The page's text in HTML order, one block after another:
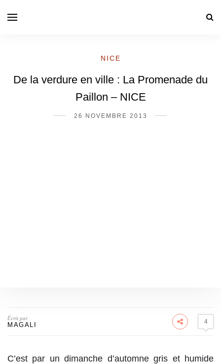
NICE
De la verdure en ville : La Promenade du
Paillon – NICE
26 NOVEMBRE 2013
Écrit par
MAGALI 4
C’est par un dimanche d’automne gris et humide